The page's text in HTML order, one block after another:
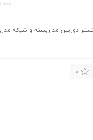
تستر دوربین مداربسته و شبکه مدل 5100
0